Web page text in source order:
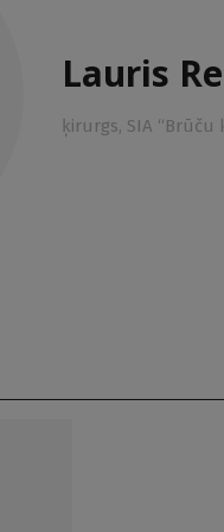
Lauris
ķirurgs, SIA “Brūču